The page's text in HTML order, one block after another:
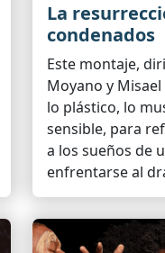
La
condenados
Este montaje,
Moyano y
lo plástico, lo
sensible, para
a los sueños de
enfrentarse al